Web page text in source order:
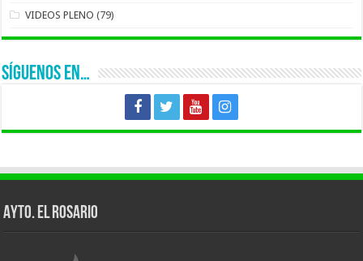
VIDEOS PLENO (79)
SÍGUENOS EN…
AYTO. EL ROSARIO